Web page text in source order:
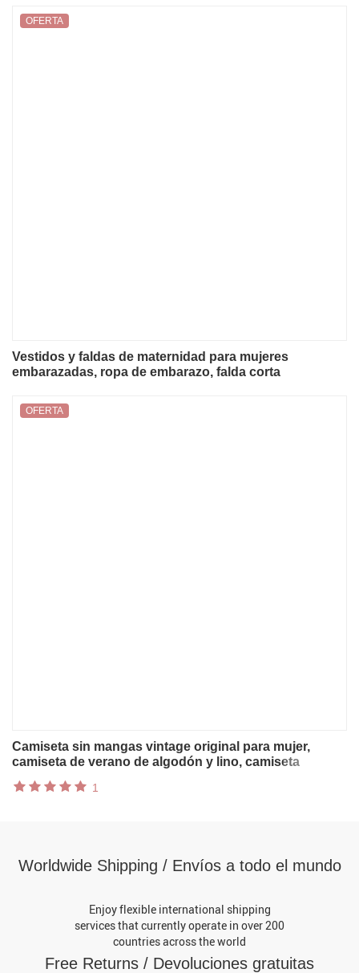
Vestidos y faldas de maternidad para mujeres
embarazadas, ropa de embarazo, falda corta
OFERTA
Camiseta sin mangas vintage original para mujer,
camiseta de verano de algodón y lino, camiseta
OFERTA
1
Worldwide Shipping / Envíos a todo el mundo
Enjoy flexible international shipping
services that currently operate in over 200
countries across the world
Free Returns / Devoluciones gratuitas